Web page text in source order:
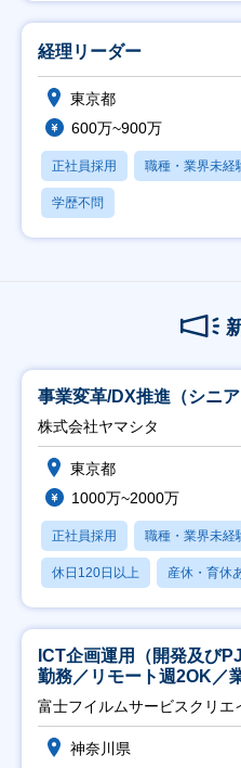
経理リーダー
東京都
600万~900万
正社員採用 職種・業界未経
学歴不問
事業変革/DX推進（シニア
株式会社ヤマシタ
東京都
1000万~2000万
正社員採用 職種・業界未経
休日120日以上 産休・育休
ICT企画運用（開発及び
勤務／リモート週2OK／
富士フイルムサービスクリエ
神奈川県